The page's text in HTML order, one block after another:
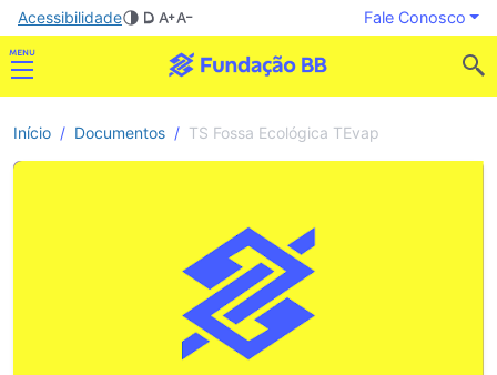
Acessibilidade Fale Conosco
Início Documentos TS Fossa Ecológica TEvap